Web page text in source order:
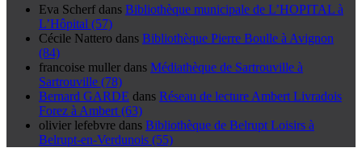
Eva Scherf dans Bibliothèque municipale de L’HOPITAL à
L’Hôpital (57)
Cécile Nattero dans Bibliothèque Pierre Boulle à Avignon
(84)
francoise muller dans Médiathèque de Sartrouville à
Sartrouville (78)
Bernard GARDE dans Réseau de lecture Ambert Livradois
Forez à Ambert (63)
olivier lefebvre dans Bibliothèque de Belrupt Loisirs à
Belrupt-en-Verdunois (55)